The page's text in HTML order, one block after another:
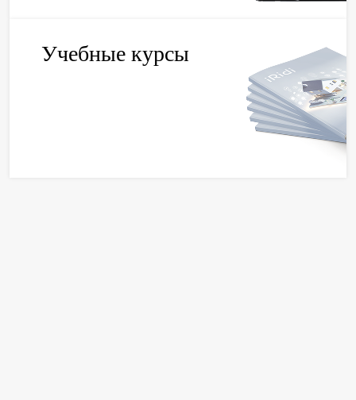
Учебные курсы